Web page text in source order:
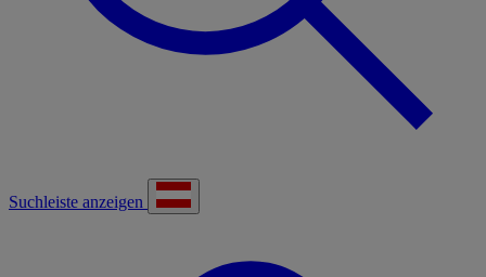
Suchleiste anzeigen